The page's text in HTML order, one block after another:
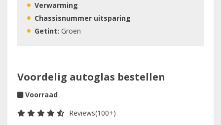
Verwarming
Chassisnummer uitsparing
Getint: Groen
Voordelig autoglas bestellen
Voorraad
Reviews(100+)